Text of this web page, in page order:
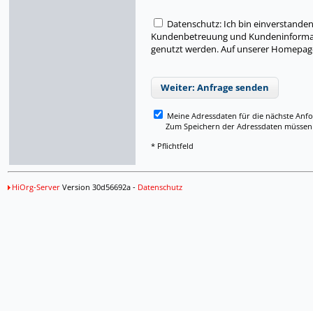
Datenschutz: Ich bin
Kundenbetreuung und
genutzt werden. Auf unserer
Weiter: Anfrage senden
Meine Adressdaten für die nächste
Zum Speichern der Adressdaten müssen
* Pflichtfeld
HiOrg-ServerVersion 30d56692a - Datenschutz